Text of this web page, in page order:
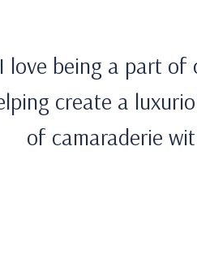
love being a part
create a
of camaraderie